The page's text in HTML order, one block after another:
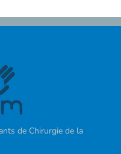
de Chirurgie de la